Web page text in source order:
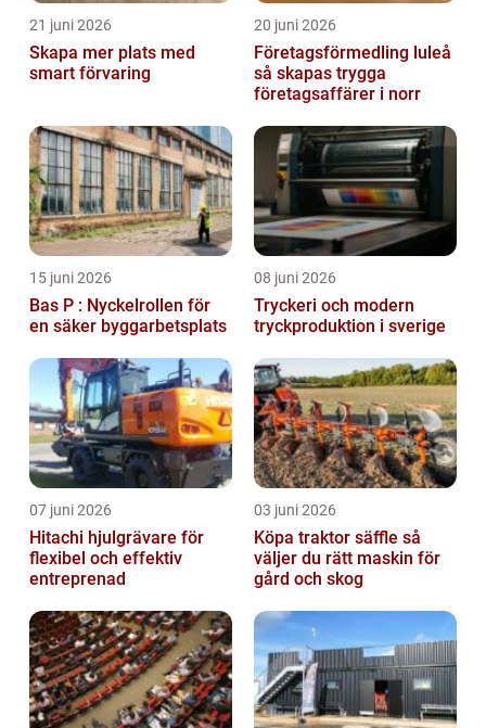
21 juni 2026
Skapa mer plats med
smart förvaring
20 juni 2026
Företagsförmedling luleå
så skapas trygga
företagsaffärer i norr
15 juni 2026
Bas P : Nyckelrollen för
en säker byggarbetsplats
08 juni 2026
Tryckeri och modern
tryckproduktion i sverige
07 juni 2026
Hitachi hjulgrävare för
flexibel och effektiv
entreprenad
03 juni 2026
Köpa traktor säffle så
väljer du rätt maskin för
gård och skog